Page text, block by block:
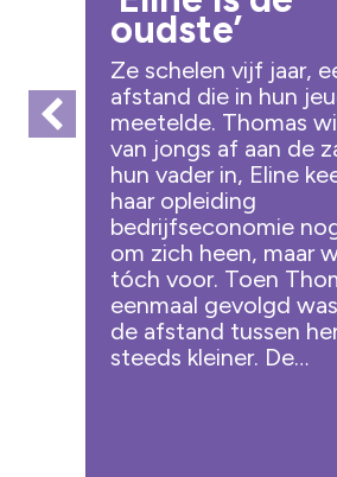
oudste’
Ze schelen vijf jaar,
afstand die in hun
meetelde. Thomas
van jongs af aan de
hun vader in, Eline
haar opleiding
bedrijfseconomie
om zich heen, maar
tóch voor. Toen
eenmaal gevolgd
de afstand tussen
steeds kleiner. De…